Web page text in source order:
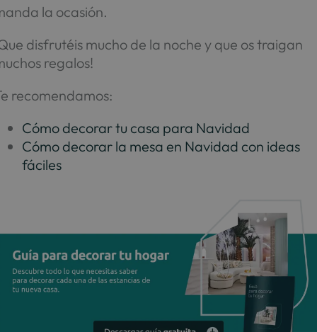
la ocasión.
disfrutéis mucho de la noche y que os traigan
regalos!
recomendamos:
Cómo decorar tu casa para Navidad
Cómo decorar la mesa en Navidad con ideas
fáciles